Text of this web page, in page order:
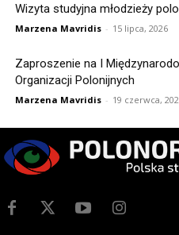
Wizyta studyjna młodzieży
Marzena Mavridis - 15 lipca, 2026
Zaproszenie na I
Organizacji Polonijnych
Marzena Mavridis - 19 czerwca,